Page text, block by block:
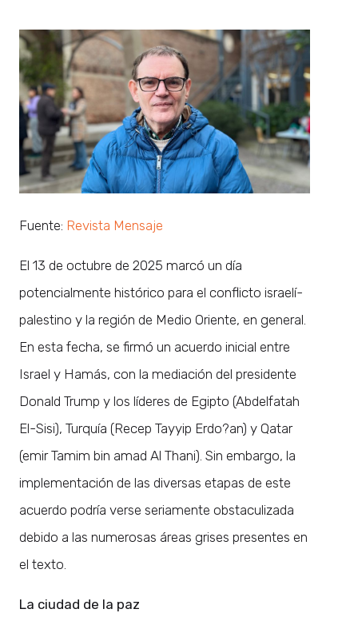
Fuente: Revista Mensaje
El 13 de octubre de 2025 marcó un día
potencialmente histórico para el conflicto israelí-
palestino y la región de Medio Oriente, en general.
En esta fecha, se firmó un acuerdo inicial entre
Israel y Hamás, con la mediación del presidente
Donald Trump y los líderes de Egipto (Abdelfatah
El-Sisi), Turquía (Recep Tayyip Erdo?an) y Qatar
(emir Tamim bin amad Al Thani). Sin embargo, la
implementación de las diversas etapas de este
acuerdo podría verse seriamente obstaculizada
debido a las numerosas áreas grises presentes en
el texto.
La ciudad de la paz